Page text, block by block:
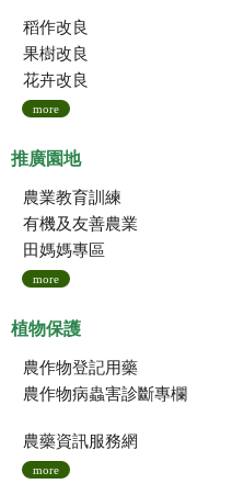
稻作改良
果樹改良
花卉改良
more
推廣園地
農業教育訓練
有機及友善農業
田媽媽專區
more
植物保護
農作物登記用藥
農作物病蟲害診斷專欄
農藥資訊服務網
more